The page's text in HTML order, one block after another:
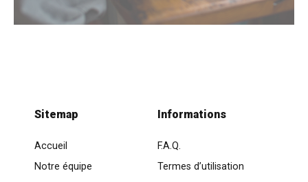
Sitemap
Accueil
Notre équipe
Informations
F.A.Q.
Termes d’utilisation